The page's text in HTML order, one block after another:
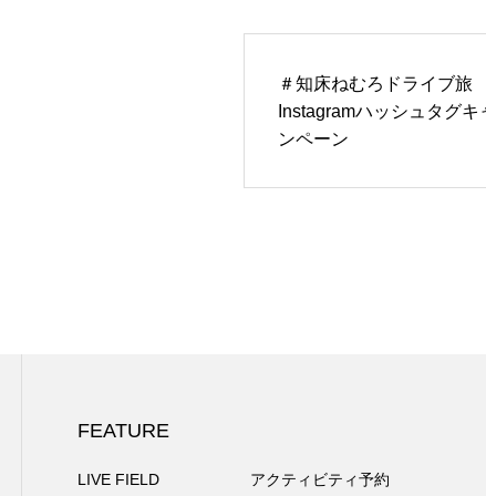
＃知床ねむろドライブ旅
Instagramハッシュタグキ
ンペーン
FEATURE
LIVE FIELD アクティビティ予約